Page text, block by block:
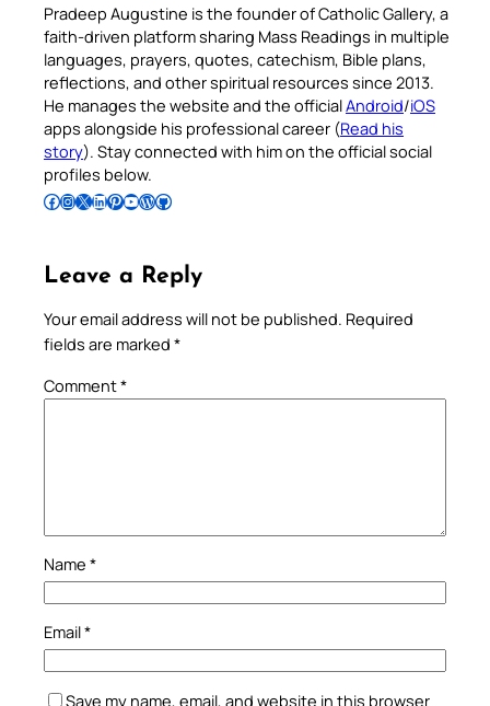
Pradeep Augustine is the founder of Catholic Gallery, a
faith-driven platform sharing Mass Readings in multiple
languages, prayers, quotes, catechism, Bible plans,
reflections, and other spiritual resources since 2013.
He manages the website and the officialAndroid/iOS
apps alongside his professional career (Read his
story). Stay connected with him on the official social
profiles below.
Follow Pradeep on Facebook Follow Pradeep on InstagramFollow Pradeep on X Follow Pradeep on LinkedIn Follow Pradeep on Pinterest Subscribe to Pradeep’s Youtube Channel Follow Pradeep on WordPress Follow Pradeep on GitHub
Leave a Reply
Your email address will not be published. Required
fields are marked *
Comment*
Name *
Email*
Save my name, email, and website in this browser